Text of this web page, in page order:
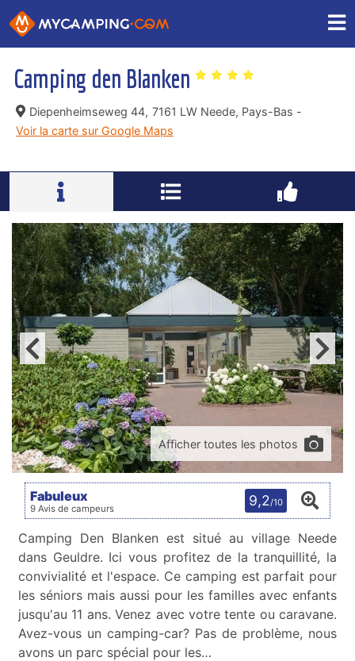
Camping den Blanken
Diepenheimseweg 44, 7161 LW Neede, Pays-Bas -
Voir la carte sur Google Maps
Afficher toutes les photos
Fabuleux
9 Avis de campeurs 9,2/10
Camping Den Blanken est situé au village Neede
dans Geuldre. Ici vous profitez de la tranquillité, la
convivialité et l'espace. Ce camping est parfait pour
les séniors mais aussi pour les familles avec enfants
jusqu'au 11 ans. Venez avec votre tente ou caravane.
Avez-vous un camping-car? Pas de problème, nous
avons un parc spécial pour les…